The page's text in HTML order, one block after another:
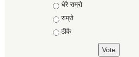
Choices
धेरै राम्रो
राम्रो
ठीकै